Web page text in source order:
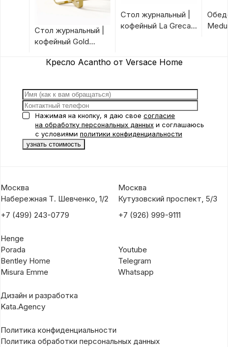
Стол журнальный |
кофейный Gold
Home
Стол журнальный |
кофейный La Greca
Кресло Acantho от Versace Home
Нажимая на кнопку, я даю свое согласие
на обработку персональных данных и соглашаюсь
с условиями политики конфиденциальности
Москва
Набережная Т. Шевченко, 1/2
+7 (499) 243-0779
Москва
Кутузовский проспект, 5/3
+7 (926) 999-9111
Henge
Porada
Bentley Home
Misura Emme
Youtube
Telegram
Whatsapp
Дизайн и разработка
Kata.Agency
Политика конфиденциальности
Политика обработки персональных данных